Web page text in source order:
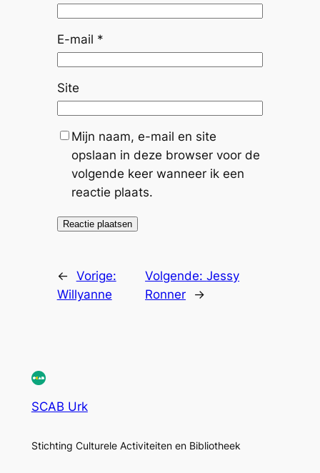
E-mail *
Site
Mijn naam, e-mail en site
opslaan in deze browser voor de
volgende keer wanneer ik een
reactie plaats.
← Vorige:
Willyanne
Volgende:Jessy
Ronner
→
SCAB Urk
Stichting Culturele Activiteiten en Bibliotheek